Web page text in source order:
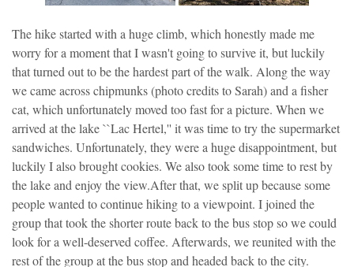
The hike started with a huge climb, which honestly made me
worry for a moment that I wasn't going to survive it, but luckily
that turned out to be the hardest part of the walk. Along the way
we came across chipmunks (photo credits to Sarah) and a fisher
cat, which unfortunately moved too fast for a picture. When we
arrived at the lake ``Lac Hertel,'' it was time to try the supermarket
sandwiches. Unfortunately, they were a huge disappointment, but
luckily I also brought cookies. We also took some time to rest by
the lake and enjoy the view.After that, we split up because some
people wanted to continue hiking to a viewpoint. I joined the
group that took the shorter route back to the bus stop so we could
look for a well-deserved coffee. Afterwards, we reunited with the
rest of the group at the bus stop and headed back to the city.